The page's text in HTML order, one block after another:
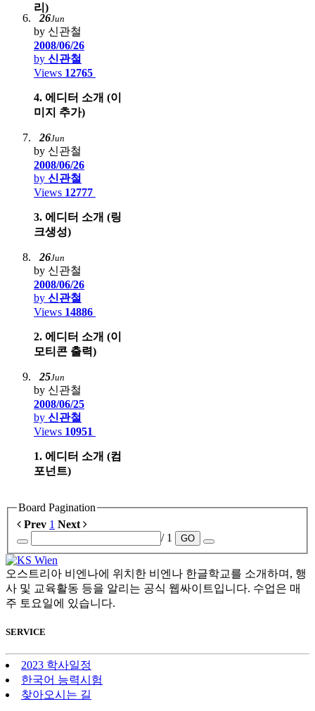
리)
26Jun
by 신관철
2008/06/26
by 신관철
Views 12765
4. 에디터 소개 (이
미지 추가)
26Jun
by 신관철
2008/06/26
by 신관철
Views 12777
3. 에디터 소개 (링
크생성)
26Jun
by 신관철
2008/06/26
by 신관철
Views 14886
2. 에디터 소개 (이
모티콘 출력)
25Jun
by 신관철
2008/06/25
by 신관철
Views 10951
1. 에디터 소개 (컴
포넌트)
Board Pagination
Prev 1 Next
/ 1
GO
오스트리아 비엔나에 위치한 비엔나 한글학교를 소개하며, 행
사 및 교육활동 등을 알리는 공식 웹싸이트입니다. 수업은 매
주 토요일에 있습니다.
SERVICE
2023 학사일정
한국어 능력시험
찾아오시는 길